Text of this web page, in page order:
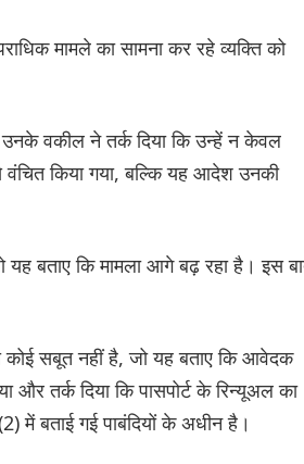
मामले का सामना कर रहे व्यक्ति को
उनके वकील ने तर्क दिया कि उन्हें न केवल
वंचित किया गया, बल्कि यह आदेश उनकी
यह बताए कि मामला आगे बढ़ रहा है। इस
कोई सबूत नहीं है, जो यह बताए कि आवेदक
तर्क दिया कि पासपोर्ट के रिन्यूअल का
में बताई गई पाबंदियों के अधीन है।